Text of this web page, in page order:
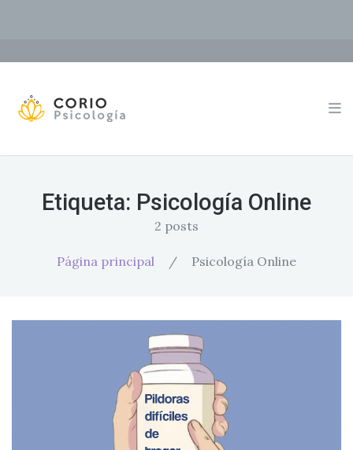
Etiqueta: Psicología Online
2 posts
Página principal / Psicología Online